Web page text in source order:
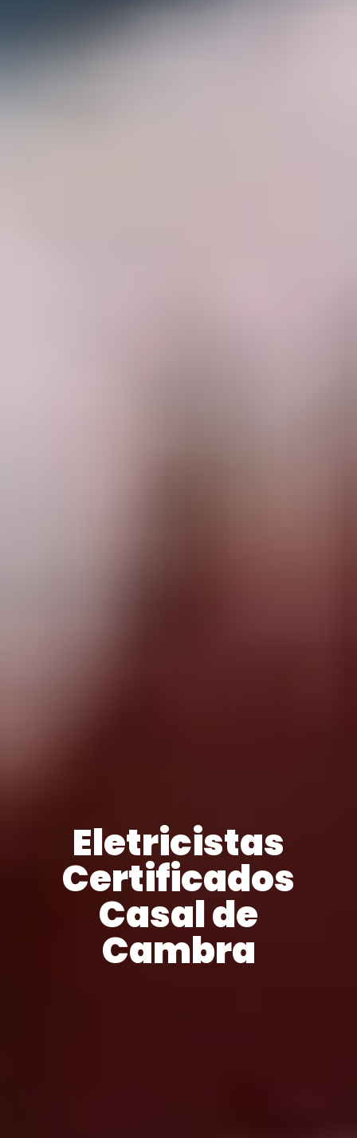
Eletricistas
Certificados
Casal de
Cambra